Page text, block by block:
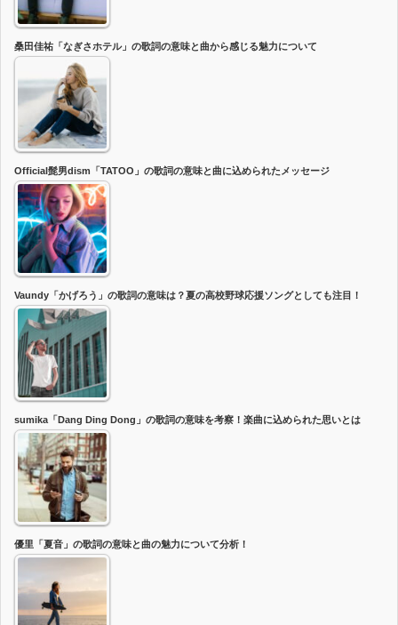
桑田佳祐「なぎさホテル」の歌詞の意味と曲から感じる魅力について
Official髭男dism「TATOO」の歌詞の意味と曲に込められたメッセージ
Vaundy「かげろう」の歌詞の意味は？夏の高校野球応援ソングとしても注目！
sumika「Dang Ding Dong」の歌詞の意味を考察！楽曲に込められた思いとは
優里「夏音」の歌詞の意味と曲の魅力について分析！